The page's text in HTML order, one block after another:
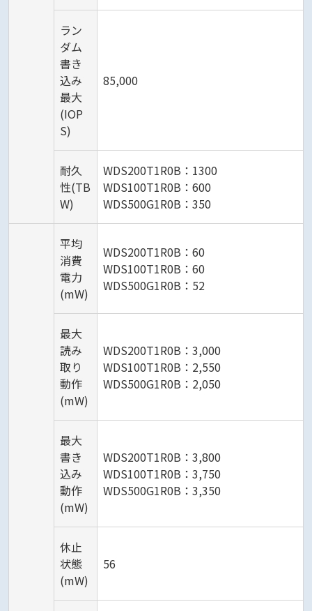
ラン
ダム
書き
込み
最大
(IOP
S)
85,000
耐久
性(TB
W)
WDS200T1R0B：1300
WDS100T1R0B：600
WDS500G1R0B：350
平均
消費
電力
(mW)
WDS200T1R0B：60
WDS100T1R0B：60
WDS500G1R0B：52
最大
読み
取り
動作
(mW)
WDS200T1R0B：3,000
WDS100T1R0B：2,550
WDS500G1R0B：2,050
最大
書き
込み
動作
(mW)
WDS200T1R0B：3,800
WDS100T1R0B：3,750
WDS500G1R0B：3,350
休止
状態
(mW)
56